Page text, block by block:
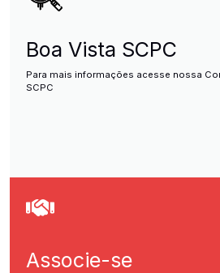
Boa Vista SCPC
Para mais informações acesse nossa
SCPC
Associe-se